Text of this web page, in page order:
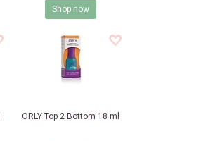
Shop now
ORLYTop 2 Bottom 18 ml